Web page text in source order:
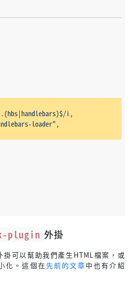
i ,
loader",
plugin 外掛
掛可以幫助我們產生HTML檔案，或
化。這個在 先前的文章中也有介紹